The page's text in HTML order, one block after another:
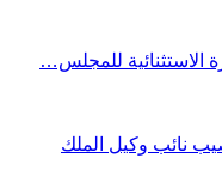
الاستثنائية للمجلس…
نائب وكيل الملك